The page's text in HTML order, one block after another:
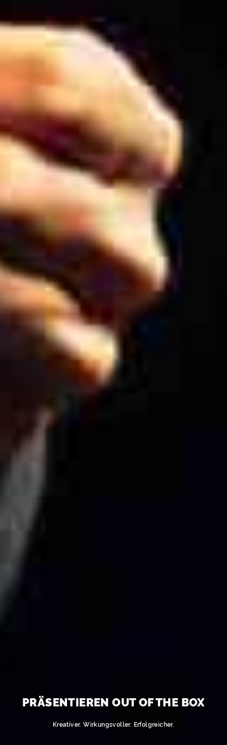
PRÄSENTIEREN OUT OF THE BOX
Kreativer. Wirkungsvoller. Erfolgreicher.